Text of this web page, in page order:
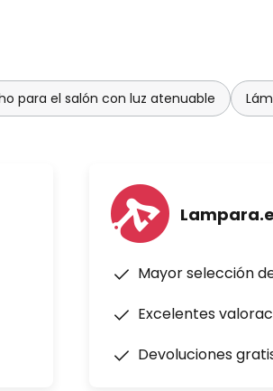
para el salón con luz atenuable
Mayor selección
Excelentes
Devoluciones